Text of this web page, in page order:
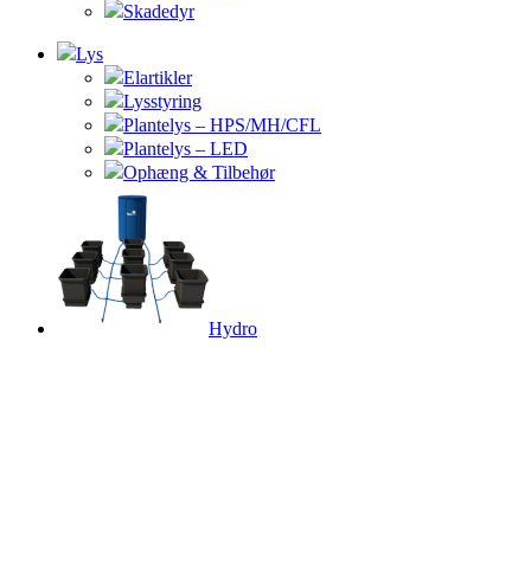
Skadedyr
Lys
Elartikler
Lysstyring
Plantelys – HPS/MH/CFL
Plantelys – LED
Ophæng & Tilbehør
Hydro